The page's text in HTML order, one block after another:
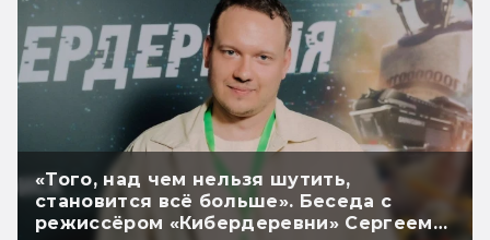
«Того, над чем нельзя шутить,
становится всё больше». Беседа с
режиссёром «Кибердеревни» Сергеем